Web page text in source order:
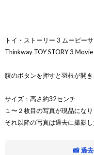
トイ・ストーリー 3 ムービー
Thinkway TOY STORY 3
腹のボタンを押すと羽根が開
サイズ：高さ約32センチ
１〜２枚目の写真が現品にな
それ以降の写真は過去に撮影
📸 過